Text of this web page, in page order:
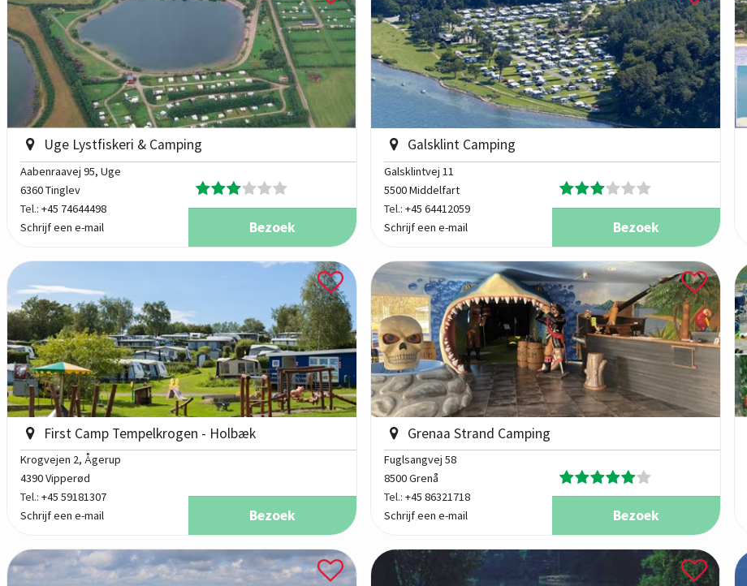
Uge Lystfiskeri & Camping
Aabenraavej 95, Uge
6360 Tinglev
Tel.: +45 74644498
Schrijf een e-mail
Bezoek
Galsklint Camping
Galsklintvej 11
5500 Middelfart
Tel.: +45 64412059
Schrijf een e-mail
Bezoek
First Camp Tempelkrogen - Holbæk
Krogvejen 2, Ågerup
4390 Vipperød
Tel.: +45 59181307
Schrijf een e-mail
Bezoek
Grenaa Strand Camping
Fuglsangvej 58
8500 Grenå
Tel.: +45 86321718
Schrijf een e-mail
Bezoek